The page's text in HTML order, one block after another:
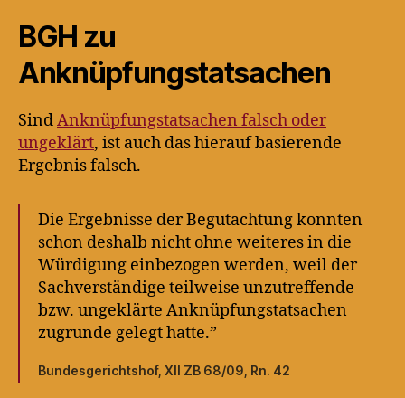
BGH zu
Anknüpfungstatsachen
SindAnknüpfungstatsachen falsch oder
ungeklärt, ist auch das hierauf basierende
Ergebnis falsch.
Die Ergebnisse der Begutachtung konnten
schon deshalb nicht ohne weiteres in die
Würdigung einbezogen werden, weil der
Sachverständige teilweise unzutreffende
bzw. ungeklärte Anknüpfungstatsachen
zugrunde gelegt hatte.”
Bundesgerichtshof, XII ZB 68/09, Rn. 42